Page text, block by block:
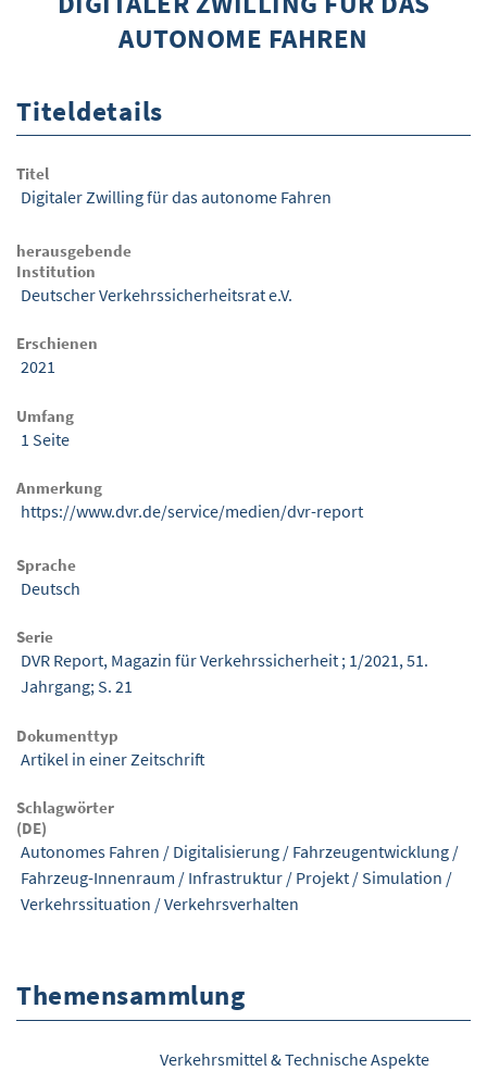
ÜBER WISOM
FRAGEN UND ANTWORTEN
AUTONOME FAHREN
Titeldetails
Titel
Digitaler Zwilling für das autonome Fahren
herausgebende
Institution
Deutscher Verkehrssicherheitsrat e.V.
Erschienen
2021
Umfang
1 Seite
Anmerkung
https://www.dvr.de/service/medien/dvr-report
Sprache
Deutsch
Serie
DVR Report, Magazin für Verkehrssicherheit ; 1/2021, 51.
Jahrgang; S. 21
Dokumenttyp
Artikel in einer Zeitschrift
Schlagwörter
(DE)
Autonomes Fahren / Digitalisierung / Fahrzeugentwicklung /
Fahrzeug-Innenraum / Infrastruktur / Projekt / Simulation /
Verkehrssituation /Verkehrsverhalten
Themensammlung
Verkehrsmittel & Technische Aspekte